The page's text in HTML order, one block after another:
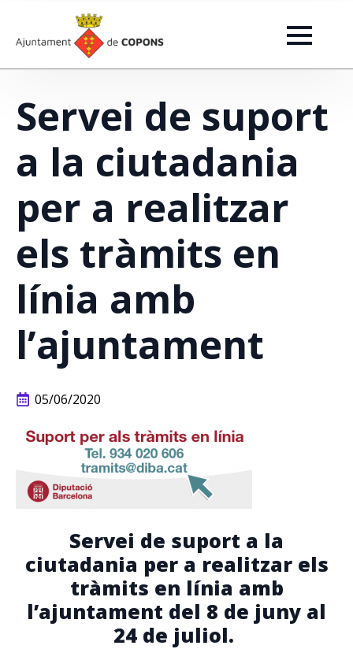
Servei de suport
a la ciutadania
per a realitzar
els tràmits en
línia amb
l’ajuntament
05/06/2020
Servei de suport a la
ciutadania per a realitzar els
tràmits en línia amb
l’ajuntament del 8 de juny al
24 de juliol.